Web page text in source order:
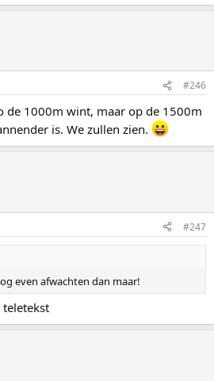
#246
de 1000m wint, maar op de 1500m
is. We zullen zien.
#247
even afwachten dan maar!